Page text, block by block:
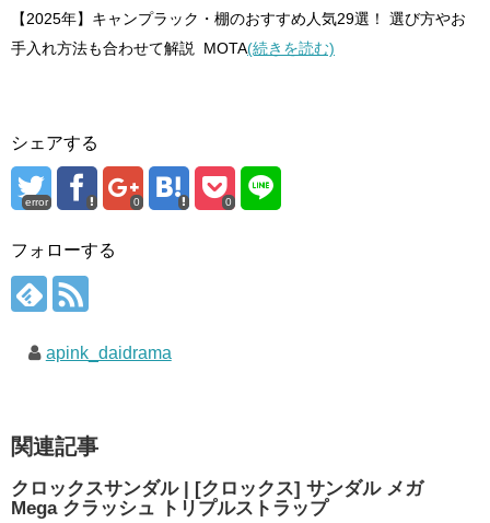
【2025年】キャンプラック・棚のおすすめ人気29選！ 選び方やお
手入れ方法も合わせて解説 MOTA(続きを読む)
シェアする
error 0 0
フォローする
apink_daidrama
関連記事
クロックスサンダル | [クロックス] サンダル メガ
Mega クラッシュ トリプルストラップ